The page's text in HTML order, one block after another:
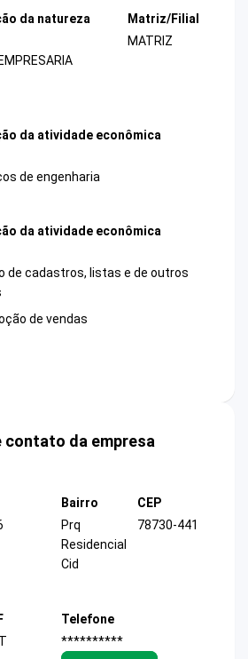
da natureza
Matriz/Filial
MATRIZ
da atividade econômica
de engenharia
da atividade econômica
de cadastros, listas e de outros
de vendas
contato da empresa
Bairro
Prq
Residencial
Cid
CEP
78730-441
Telefone
**********